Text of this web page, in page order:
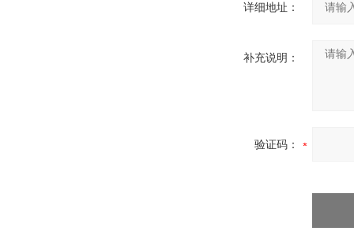
详细地址：
补充说明：
验证码：